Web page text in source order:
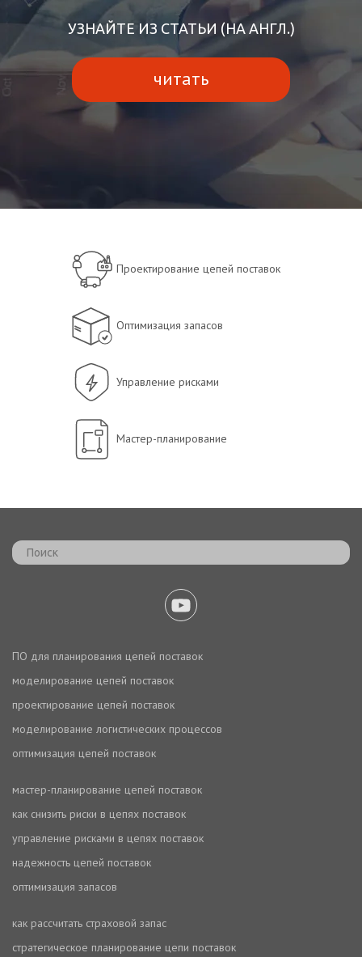
УЗНАЙТЕ ИЗ СТАТЬИ (НА АНГЛ.)
читать
Проектирование цепей поставок
Оптимизация запасов
Управление рисками
Мастер-планирование
ПО для планирования цепей поставок
моделирование цепей поставок
проектирование цепей поставок
моделирование логистических процессов
оптимизация цепей поставок
мастер-планирование цепей поставок
как снизить риски в цепях поставок
управление рисками в цепях поставок
надежность цепей поставок
оптимизация запасов
как рассчитать страховой запас
стратегическое планирование цепи поставок